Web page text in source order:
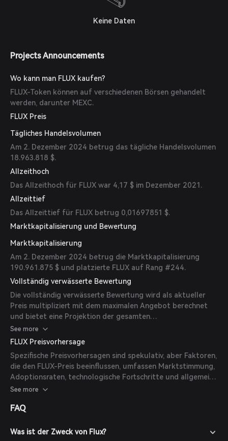
Keine Daten
Projects Announcements
Wo kann man FLUX kaufen?
FLUX-Token können auf verschiedenen Börsen gehandelt
werden, darunter MEXC.
FLUX Preis
Tägliches Handelsvolumen
Am 2. Dezember 2024 betrug das tägliche Handelsvolumen
18.963.818 $.
Allzeithoch
Das Allzeithoch für FLUX war 4,17 $ im Dezember 2021.
Allzeittief
Das Allzeittief für FLUX betrug 0,01697851 $.
Marktkapitalisierung und Bewertung
Marktkapitalisierung
Am 2. Dezember 2024 betrug die Marktkapitalisierung
190.961.875 $ und platzierte FLUX auf Rang #244.
Vollständig verwässerte Bewertung
Die vollständig verwässerte Bewertung wird als aktueller
Preis multipliziert mit dem maximalen Angebot berechnet
und bietet eine Projektion der gesamten
Marktkapitalisierung, falls alle Tokens im Umlauf sind.
See more
FLUX Preisvorhersage
Spezifische Preisvorhersagen sind spekulativ, aber Faktoren,
die den FLUX-Preis beeinflussen, umfassen Marktstimmung,
Adoptionsraten, technologische Fortschritte und allgemeine
Trends im Kryptowährungsmarkt.
See more
FAQ
Was ist der Zweck von Flux?